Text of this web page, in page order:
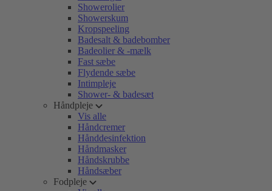
Showerolier
Showerskum
Kropspeeling
Badesalt & badebomber
Badeolier & -mælk
Fast sæbe
Flydende sæbe
Intimpleje
Shower- & badesæt
Håndpleje
Vis alle
Håndcremer
Hånddesinfektion
Håndmasker
Håndskrubbe
Håndsæber
Fodpleje